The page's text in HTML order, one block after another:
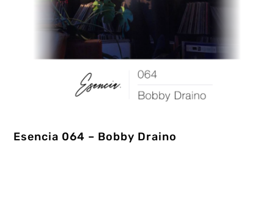
Esencia 064 – Bobby Draino